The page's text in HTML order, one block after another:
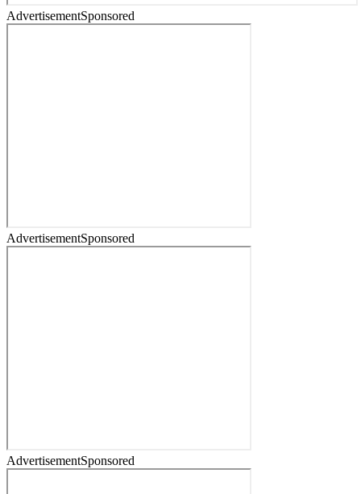
AdvertisementSponsored
AdvertisementSponsored
AdvertisementSponsored